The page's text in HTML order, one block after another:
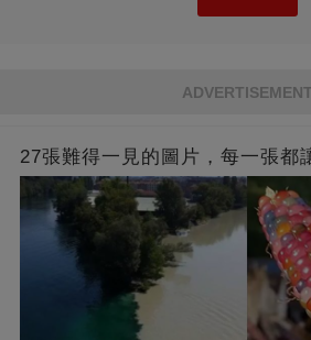
ADVERTISEMENT
27張難得一見的圖片，每一張都